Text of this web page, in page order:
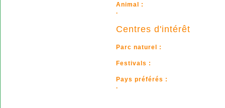
Animal :
.
Centres d'intérêt
Parc naturel :
Festivals :
Pays préférés :
.